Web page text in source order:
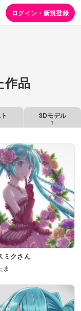
ログイン・新規登録
作品
3Dモデル
1
ミクさん
ま